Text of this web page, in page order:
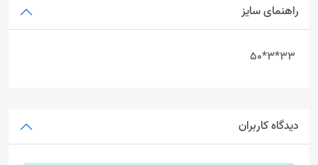
راهنمای سایز
33*3*50
دیدگاه کاربران